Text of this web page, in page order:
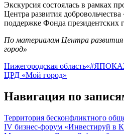
Экскурсия состоялась в рамках
Центра развития
поддержке Фонда президентских
По материалам Центра развития
город»
Нижегородская область
ЦРД «Мой город»
Навигация по
Территория бесконфликтного
IV бизнес-форум «Инвестируй в